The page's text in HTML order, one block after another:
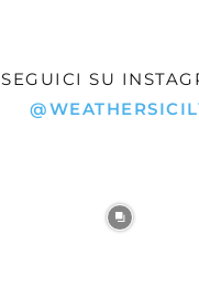
SEGUICI SU